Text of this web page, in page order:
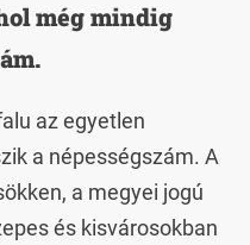
még mindig
az egyetlen
a népességszám. A
a megyei jogú
és kisvárosokban